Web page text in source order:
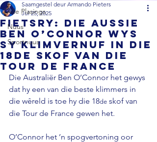
Alle Plasings
Nuus
Sportnuus
FIETSRY: Die Aussie
Ben O’Connor wys
sy klimvernuf in die
18de skof van die
Tour de France
Saamgestel deur Armando Pieters
Jul 25, 2025
Die Australiër Ben O’Connor het gewys
dat hy een van die beste klimmers in
die wêreld is toe hy die 18de skof van
die Tour de France gewen het.
O’Connor het ’n spogvertoning oor